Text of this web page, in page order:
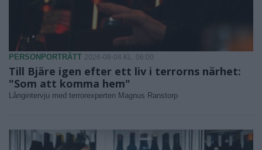
PERSONPORTRÄTT 2026-08-04 KL. 06:00
Till Bjäre igen efter ett liv i terrorns närhet:
"Som att komma hem"
Långintervju med terrorexperten Magnus Ranstorp